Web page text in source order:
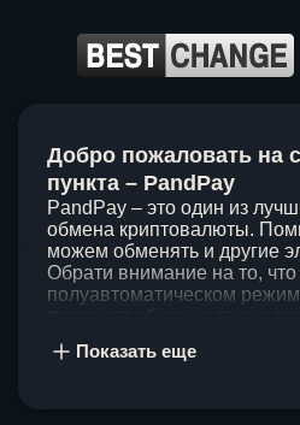
Добро пожаловать на
пункта – PandPay
PandPay – это один из
обмена криптовалюты.
можем обменять и другие
Обрати внимание на то,
полуавтоматическом
клиентов, поэтому
Показать еще